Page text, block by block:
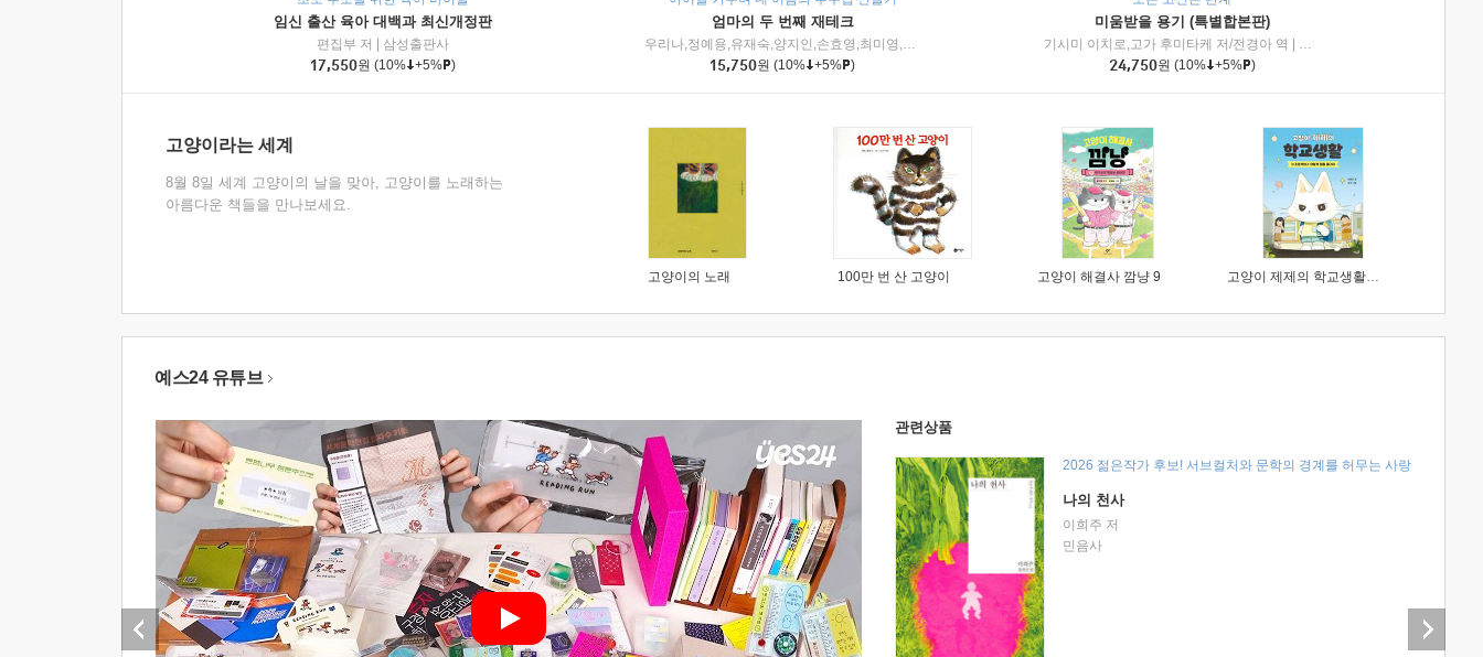
임신 출산 육아 대백과 최신개정판
편집부 저
삼성출판사
17,550원 (10% +5% )
엄마의 두 번째 재테크
우리나,정예용,유재숙,양지인,손효영,최미영,조민주,이진현,차미숙,서미숙 저 | 제이브리즈북스
15,750원 (10% +5% )
미움받을 용기 (특별합본판)
기시미 이치로,고가 후미타케 저/전경아 역
인플루엔셜
24,750원 (10% +5% )
고양이라는 세계
8월 8일 세계 고양이의 날을 맞아, 고양이를 노래하는
아름다운 책들을 만나보세요.
고양이의 노래 100만 번 산 고양이 고양이 해결사 깜냥 9 고양이 제제의 학교생활 1 : 초등학생이 이렇게 힘들 줄이야
예스24 유튜브
관련상품
2026 젊은작가 후보! 서브컬처와 문학의 경계를 허무는 사랑
나의 천사
이희주 저
민음사